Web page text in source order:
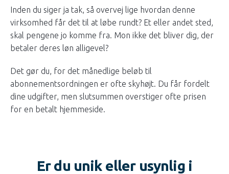
Inden du siger ja tak, så overvej lige hvordan denne
virksomhed får det til at løbe rundt? Et eller andet sted,
skal pengene jo komme fra. Mon ikke det bliver dig, der
betaler deres løn alligevel?
Det gør du, for det månedlige beløb til
abonnementsordningen er ofte skyhøjt. Du får fordelt
dine udgifter, men slutsummen overstiger ofte prisen
for en betalt hjemmeside.
Er du unik eller usynlig i